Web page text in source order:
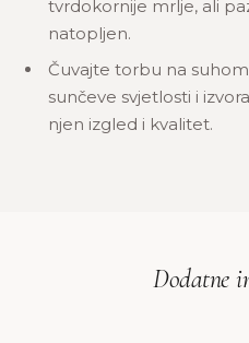
tvrdokornije mrlje, ali
natopljen.
Čuvajte torbu na
sunčeve svjetlosti i
njen izgled i kvalitet.
Dodatne